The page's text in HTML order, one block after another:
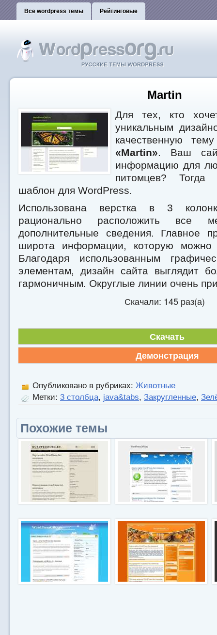
Все wordpress темы Рейтинговые
Martin
Для тех, кто
уникальным
качественную
«Martin». Ваш
информацию для
питомцев?
шаблон для WordPress.
Использована верстка в 3
рационально расположить все
дополнительные сведения. Главное
широта информации, которую можно
Благодаря использованным
элементам, дизайн сайта выглядит
гармоничным. Округлые линии очень
Скачали: 145 раз(а)
Скачать
Демонстрация
Опубликовано в рубриках: Животные
Метки: 3 столбца, java&tabs, Закругленные,
Похожие темы